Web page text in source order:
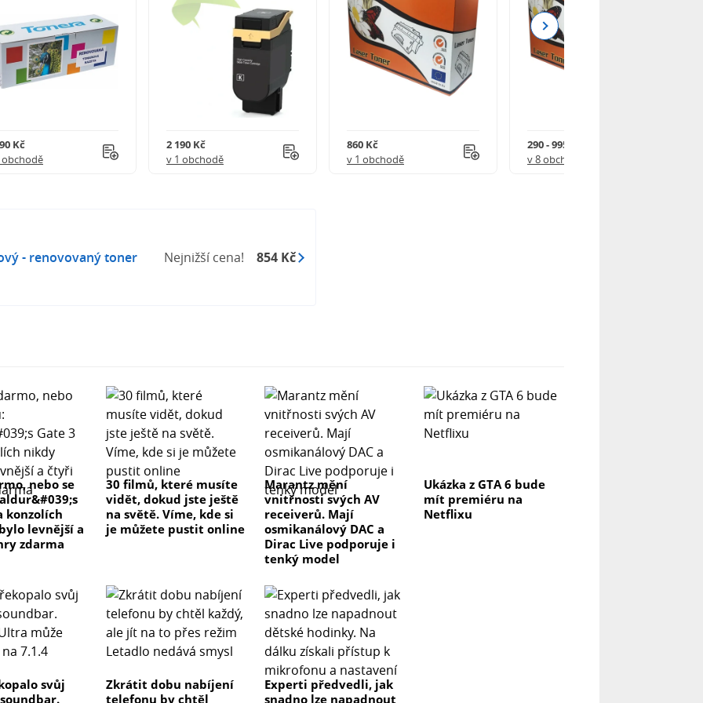
Kč
obchodě
2 190 Kč
v 1 obchodě
860 Kč
v 1 obchodě
290 - 995 Kč
v 8 obchodech
Next
- renovovaný toner Nejnižší cena! 854 Kč
nebo se
konzolích
levnější a
zdarma
30 filmů, které musíte
vidět, dokud jste ještě
na světě. Víme, kde si
je můžete pustit online
Marantz mění
vnitřnosti svých AV
receiverů. Mají
osmikanálový DAC a
Dirac Live podporuje i
tenký model
Ukázka z GTA 6 bude
mít premiéru na
Netflixu
svůj
Zkrátit dobu nabíjení
telefonu by chtěl
Experti předvedli, jak
snadno lze napadnout